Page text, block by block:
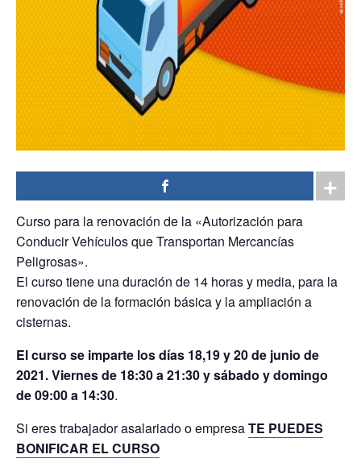
Curso para la renovación de la «Autorización para
Conducir Vehículos que Transportan Mercancías
Peligrosas».
El curso tiene una duración de 14 horas y media, para la
renovación de la formación básica y la ampliación a
cisternas.
El curso se imparte los días 18,19 y 20 de junio de
2021. Viernes de 18:30 a 21:30 y sábado y domingo
de 09:00 a 14:30.
Si eres trabajador asalariado o empresaTE PUEDES
BONIFICAR EL CURSO